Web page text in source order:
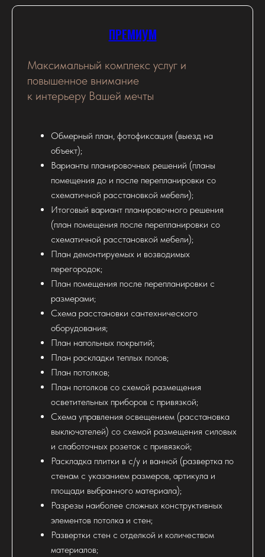
ПРЕМИУМ
Максимальный комплекс услуг и
повышенное внимание
к интерьеру Вашей мечты
Обмерный план, фотофиксация (выезд на
объект);
Варианты планировочных решений (планы
помещения до и после перепланировки со
схематичной расстановкой мебели);
Итоговый вариант планировочного решения
(план помещения после перепланировки со
схематичной расстановкой мебели);
План демонтируемых и возводимых
перегородок;
План помещения после перепланировки с
размерами;
Схема расстановки сантехнического
оборудования;
План напольных покрытий;
План раскладки теплых полов;
План потолков;
План потолков со схемой размещения
осветительных приборов с привязкой;
Схема управления освещением (расстановка
выключателей) со схемой размещения силовых
и слаботочных розеток с привязкой;
Раскладка плитки в с/у и ванной (развертка по
стенам с указанием размеров, артикула и
площади выбранного материала);
Разрезы наиболее сложных конструктивных
элементов потолка и стен;
Развертки стен с отделкой и количеством
материалов;